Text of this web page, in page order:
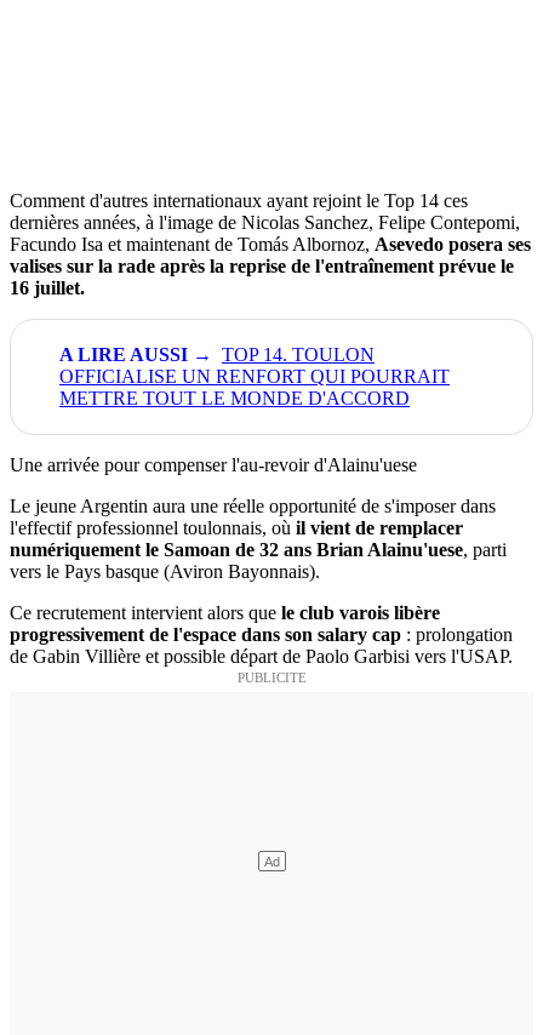
Comment d'autres internationaux ayant rejoint le Top 14 ces
dernières années, à l'image de Nicolas Sanchez, Felipe Contepomi,
Facundo Isa et maintenant de Tomás Albornoz, Asevedo posera ses
valises sur la rade après la reprise de l'entraînement prévue le
16 juillet.
TOP 14. TOULON
OFFICIALISE UN RENFORT QUI POURRAIT
METTRE TOUT LE MONDE D'ACCORD
Une arrivée pour compenser l'au-revoir d'Alainu'uese
Le jeune Argentin aura une réelle opportunité de s'imposer dans
l'effectif professionnel toulonnais, où il vient de remplacer
numériquement le Samoan de 32 ans Brian Alainu'uese, parti
vers le Pays basque (Aviron Bayonnais).
Ce recrutement intervient alors que le club varois libère
progressivement de l'espace dans son salary cap : prolongation
de Gabin Villière et possible départ de Paolo Garbisi vers l'USAP.